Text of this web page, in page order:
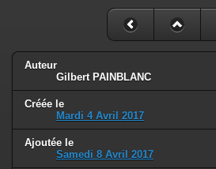
Auteur
Gilbert PAINBLANC
Créée le
Mardi 4 Avril 2017
Ajoutée le
Samedi 8 Avril 2017